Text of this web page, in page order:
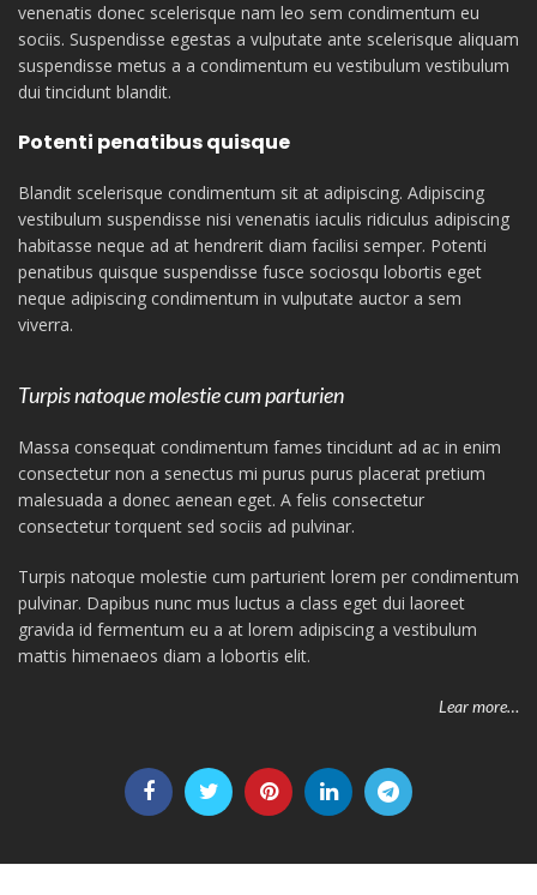
venenatis donec scelerisque nam leo sem condimentum eu
sociis. Suspendisse egestas a vulputate ante scelerisque aliquam
suspendisse metus a a condimentum eu vestibulum vestibulum
dui tincidunt blandit.
Potenti penatibus quisque
Blandit scelerisque condimentum sit at adipiscing. Adipiscing
vestibulum suspendisse nisi venenatis iaculis ridiculus adipiscing
habitasse neque ad at hendrerit diam facilisi semper. Potenti
penatibus quisque suspendisse fusce sociosqu lobortis eget
neque adipiscing condimentum in vulputate auctor a sem
viverra.
Turpis natoque molestie cum parturien
Massa consequat condimentum fames tincidunt ad ac in enim
consectetur non a senectus mi purus purus placerat pretium
malesuada a donec aenean eget. A felis consectetur
consectetur torquent sed sociis ad pulvinar.
Turpis natoque molestie cum parturient lorem per condimentum
pulvinar. Dapibus nunc mus luctus a class eget dui laoreet
gravida id fermentum eu a at lorem adipiscing a vestibulum
mattis himenaeos diam a lobortis elit.
Lear more…